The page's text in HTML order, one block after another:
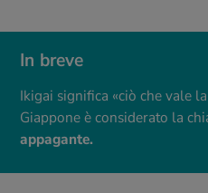
In breve
Ikigai significa «ciò che vale
Giappone è considerato la
appagante.